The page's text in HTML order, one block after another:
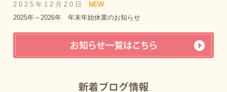
2025年12月20日
NEW
2025年～2026年 年末年始休業のお知らせ